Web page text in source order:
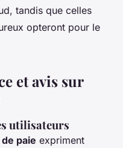
tandis que celles
opteront pour le
et avis sur
utilisateurs
paie expriment